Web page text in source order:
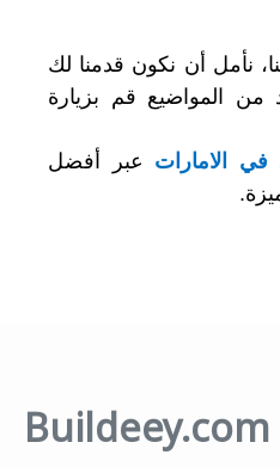
نأمل أن نكون قدمنا لك
من المواضيع قم بزيارة
في الامارات
عبر أفضل
Buildeey.com